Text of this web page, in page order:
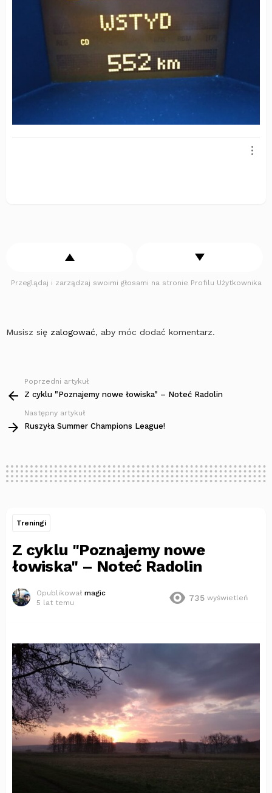
Przeglądaj i zarządzaj swoimi głosami na stronie Profilu Użytkownika
Musisz się zalogować, aby móc dodać komentarz.
Zobacz
więcej
Poprzedni artykuł
Z cyklu "Poznajemy nowe łowiska" – Noteć Radolin
Następny artykuł
Ruszyła Summer Champions League!
Treningi
Z cyklu "Poznajemy nowe
łowiska" – Noteć Radolin
Opublikował magic
5 lat temu
735 wyświetleń